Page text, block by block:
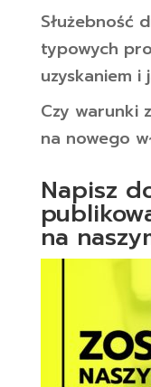
Służebność
typowych
uzyskaniem i
Czy warunki
na nowego
Napisz
na